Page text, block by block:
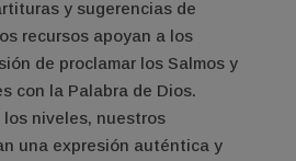
y sugerencias de
recursos apoyan a los
de proclamar los Salmos y
con la Palabra de Dios.
niveles, nuestros
una expresión auténtica y